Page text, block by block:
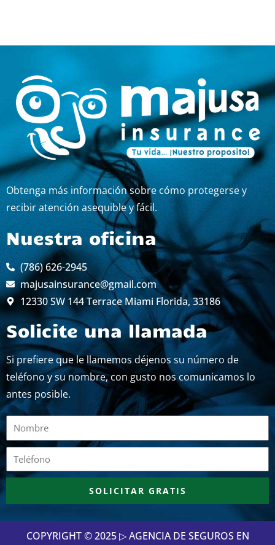
Obtenga más información sobre cómo protegerse y
recibir atención asequible y fácil.
Nuestra oficina
(786) 626-2945
majusainsurance@gmail.com
12330 SW 144 Terrace Miami Florida, 33186
Solicite una llamada
Si prefiere que le llamemos déjenos su número de
teléfono y su nombre, con gusto nos comunicamos lo
antes posible.
Nombre
Teléfono
SOLICITAR GRATIS
COPYRIGHT © 2025 ▷ AGENCIA DE SEGUROS EN